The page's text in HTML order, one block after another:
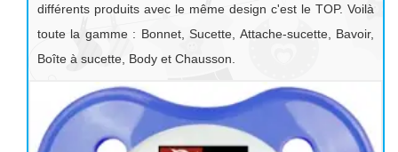
différents produits avec le même design c'est le TOP. Voilà
toute la gamme : Bonnet, Sucette, Attache-sucette, Bavoir,
Boîte à sucette, Body et Chausson.